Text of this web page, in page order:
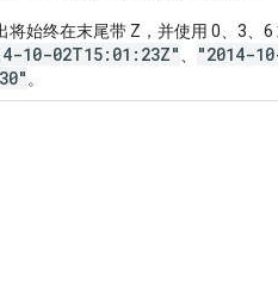
将始终在末尾带 Z，并使用 0、3、
10-02T15:01:23Z" "2014-
。